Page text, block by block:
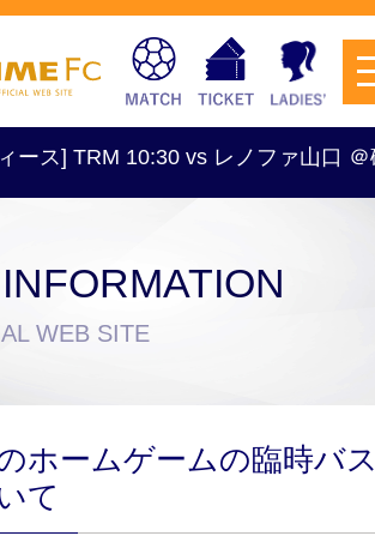
結果
を購入
] TRM 10:30 vs レノファ山口 ＠砥部
WEB SITE
ホームゲームの臨時バ
て